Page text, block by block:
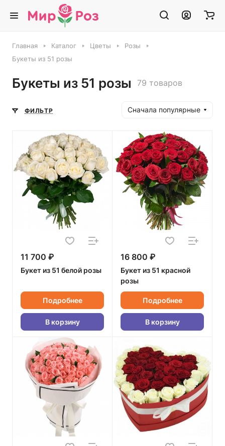
Главная Каталог Цветы
Розы
Букеты из 51 розы
Букеты из 51 розы 79 товаров
ФИЛЬТР Сначала популярные
11 700 ₽
Букет из 51 белой розы
Подробнее
В корзину
16 800 ₽
Букет из 51 красной
розы
Подробнее
В корзину